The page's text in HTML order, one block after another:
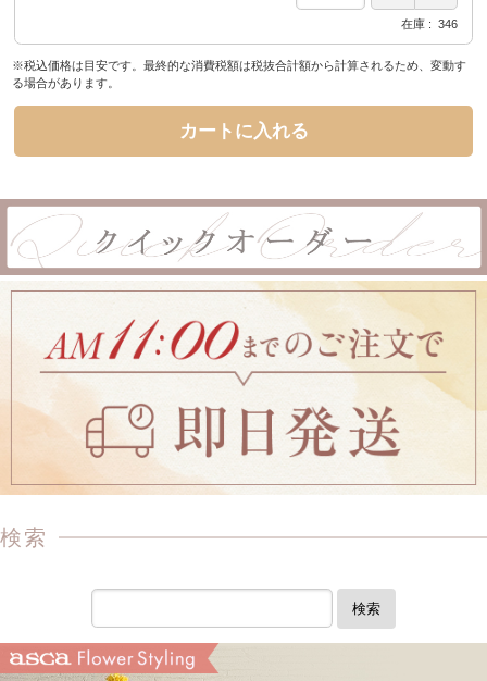
在庫 346
※税込価格は目安です。最終的な消費税額は税抜合計額から計算されるため、変動す
る場合があります。
カートに入れる
検索
検索